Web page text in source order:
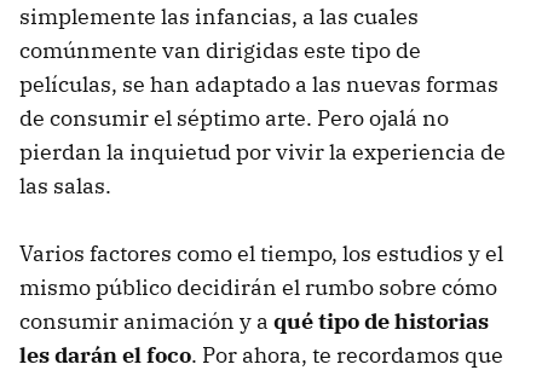
simplemente las infancias, a las cuales
comúnmente van dirigidas este tipo de
películas, se han adaptado a las nuevas formas
de consumir el séptimo arte. Pero ojalá no
pierdan la inquietud por vivir la experiencia de
las salas.
Varios factores como el tiempo, los estudios y el
mismo público decidirán el rumbo sobre cómo
consumir animación y a qué tipo de historias
les darán el foco. Por ahora, te recordamos que